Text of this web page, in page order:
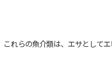
らの魚介類は、エサとしてエ